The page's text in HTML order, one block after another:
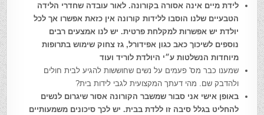
לידת מיים אינה אסורה בקורונה. לאור עובדה שחדרי הלידה
הטבעיים שלנו הוסבו ללידות קורונה אין כזאת אפשרו אך לכל
יולדת יש אפשרות למקלחת פרטית. יש לנו אמצעים רבים
נוספים לשיכוך כאב כגון אפידורל, גז צחוק שימוש בתרופות
מיוחדות הנשלטות ע״י היולדת לוריד ועוד
שמענו כבר מס' פעמים על נשים שחוששות להגיע לבית חולים
ולהדבק שם. מהי דעתך המקצועית לגבי לידות בית?
באופן אישי אני סבור שמשבר הקורונה אסור שיגרום לנשים
להחליט בגלל סיבה זו ללדת בבית. יש לכך סיכונים משמעותיים